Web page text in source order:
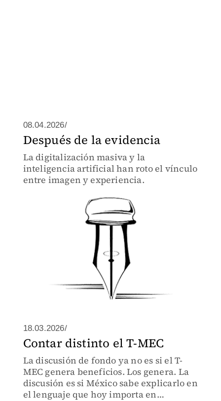
08.04.2026/
Después de la evidencia
La digitalización masiva y la
inteligencia artificial han roto el vínculo
entre imagen y experiencia.
18.03.2026/
Contar distinto el T-MEC
La discusión de fondo ya no es si el T-
MEC genera beneficios. Los genera. La
discusión es si México sabe explicarlo en
el lenguaje que hoy importa en